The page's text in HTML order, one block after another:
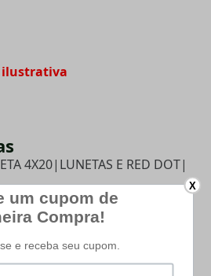
ilustrativa
4X20| LUNETAS E RED DOT|
RELACIONADOS
X